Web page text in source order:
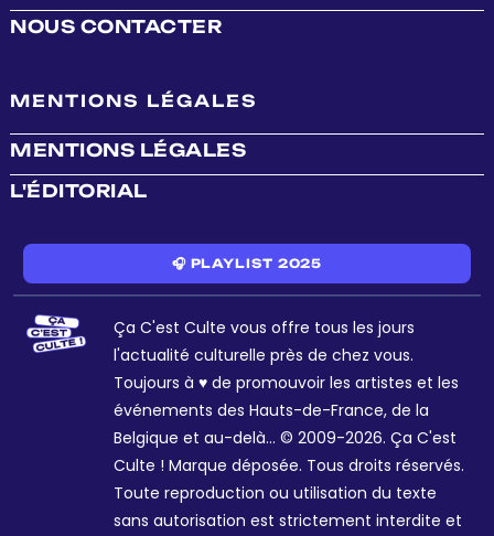
NOUS CONTACTER
MENTIONS LÉGALES
MENTIONS LÉGALES
L'ÉDITORIAL
🎧 PLAYLIST 2025
Ça C'est Culte vous offre tous les jours
l'actualité culturelle près de chez vous.
Toujours à ♥ de promouvoir les artistes et les
événements des Hauts-de-France, de la
Belgique et au-delà... © 2009-2026. Ça C'est
Culte ! Marque déposée. Tous droits réservés.
Toute reproduction ou utilisation du texte
sans autorisation est strictement interdite et